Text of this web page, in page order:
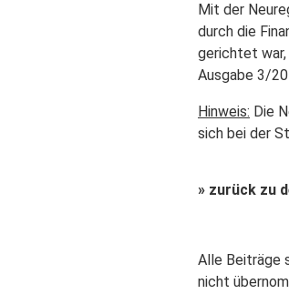
Mit der
durch die
gerichtet war,
Ausgabe 3/
Hinweis: Die
sich bei der
» zurück zu
Alle Beiträge
nicht